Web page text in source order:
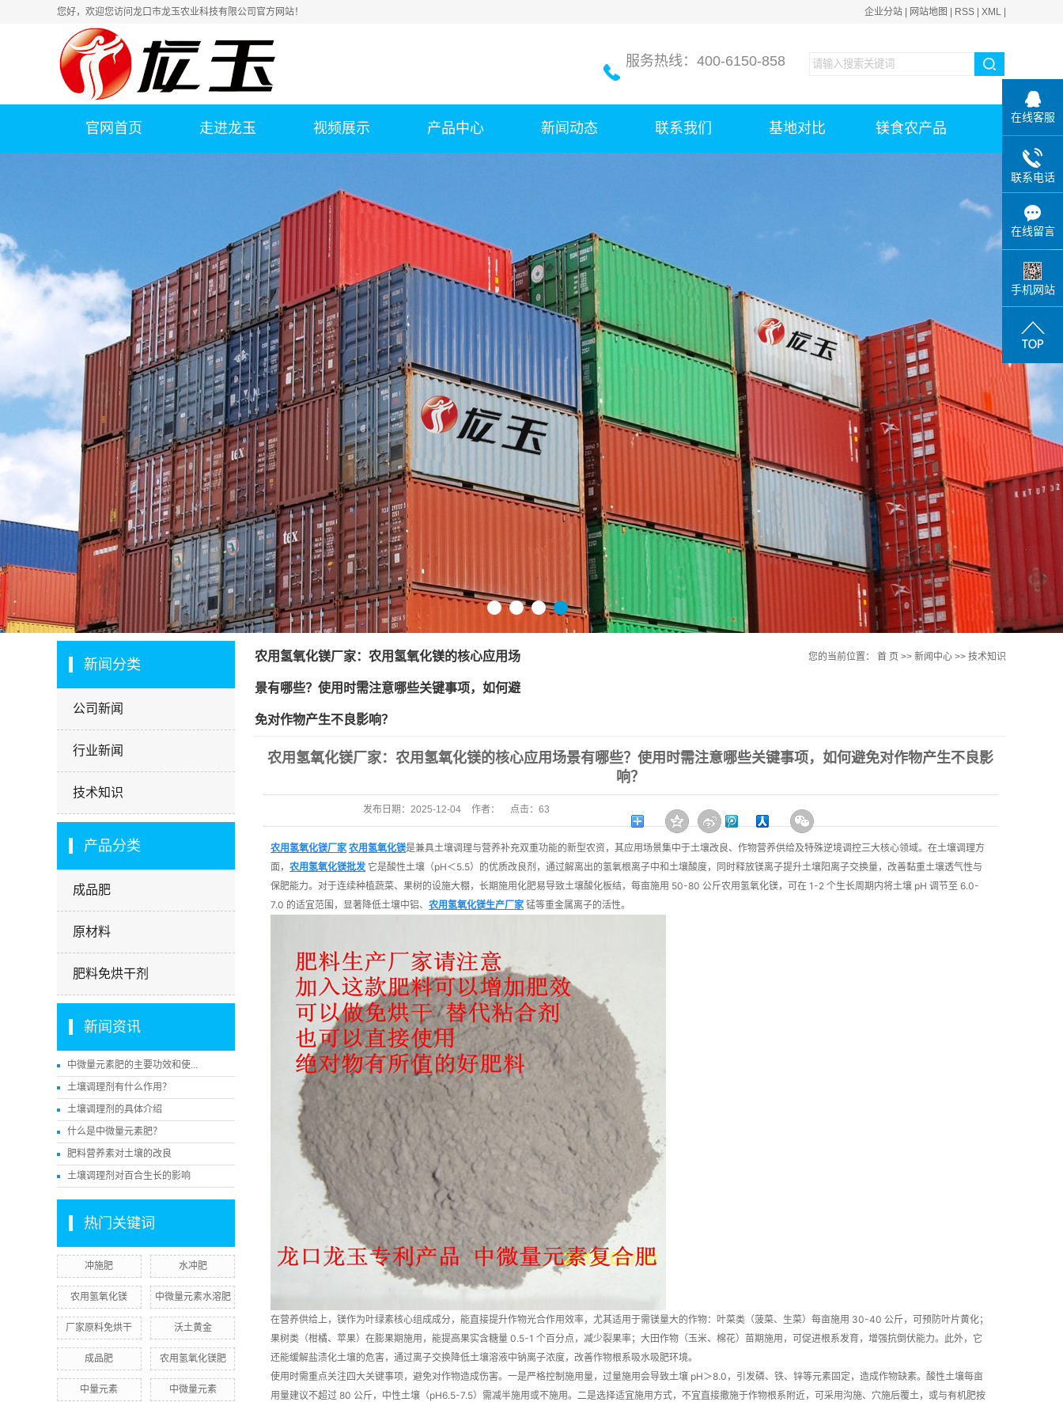
您好，欢迎您访问龙口市龙玉农业科技有限公司官方网站！ 企业分站 网站地图 RSS XML
服务热线：400-6150-858
官网首页 走进龙玉 视频展示 产品中心
肥料免烘干剂
新闻动态 联系我们 基地对比 镁食农产品
2 3 4
新闻分类
公司新闻
行业新闻
技术知识
产品分类
成品肥
原材料
肥料免烘干剂
新闻资讯
中微量元素肥的主要功效和使...
土壤调理剂有什么作用？
土壤调理剂的具体介绍
什么是中微量元素肥？
肥料营养素对土壤的改良
土壤调理剂对百合生长的影响
热门关键词
冲施肥 水冲肥
农用氢氧化镁 中微量元素水溶肥
厂家原料免烘干 沃土黄金
成品肥 农用氢氧化镁肥
中量元素 中微量元素
农用氢氧化镁厂家：农用氢氧化镁的核心应用场
景有哪些？使用时需注意哪些关键事项，如何避
免对作物产生不良影响？
您的当前位置： 首 页 >> 新闻中心 >> 技术知识
农用氢氧化镁厂家：农用氢氧化镁的核心应用场景有哪些？使用时需注意哪些关键事项，如何避免对作物产生不良影
响？
发布日期： 2025-12-04 作者： 点击： 63
农用氢氧化镁厂家 农用氢氧化镁是兼具土壤调理与营养补充双重功能的新型农资，其应用场景集中于土壤改良、作物营养供给及特殊逆境调控三大核心领域。在土壤调理方
面， 农用氢氧化镁批发 它是酸性土壤（pH＜5.5）的优质改良剂，通过解离出的氢氧根离子中和土壤酸度，同时释放镁离子提升土壤阳离子交换量，改善黏重土壤透气性与
保肥能力。对于连续种植蔬菜、果树的设施大棚，长期施用化肥易导致土壤酸化板结，每亩施用 50-80 公斤农用氢氧化镁，可在 1-2 个生长周期内将土壤 pH 调节至 6.0-
7.0 的适宜范围，显著降低土壤中铝、 农用氢氧化镁生产厂家 锰等重金属离子的活性。
在营养供给上，镁作为叶绿素核心组成成分，能直接提升作物光合作用效率，尤其适用于需镁量大的作物：叶菜类（菠菜、生菜）每亩施用 30-40 公斤，可预防叶片黄化；
果树类（柑橘、苹果）在膨果期施用，能提高果实含糖量 0.5-1 个百分点，减少裂果率；大田作物（玉米、棉花）苗期施用，可促进根系发育，增强抗倒伏能力。此外，它
还能缓解盐渍化土壤的危害，通过离子交换降低土壤溶液中钠离子浓度，改善作物根系吸水吸肥环境。
使用时需重点关注四大关键事项，避免对作物造成伤害。一是严格控制施用量，过量施用会导致土壤 pH＞8.0，引发磷、铁、锌等元素固定，造成作物缺素。酸性土壤每亩
用量建议不超过 80 公斤，中性土壤（pH6.5-7.5）需减半施用或不施用。二是选择适宜施用方式，不宜直接撒施于作物根系附近，可采用沟施、穴施后覆土，或与有机肥按
在线客服
联系电话
在线留言
手机网站